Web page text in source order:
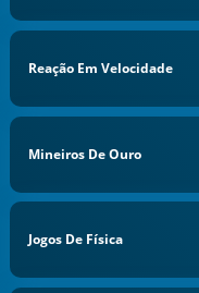
Reação Em Velocidade
Mineiros De Ouro
Jogos De Física